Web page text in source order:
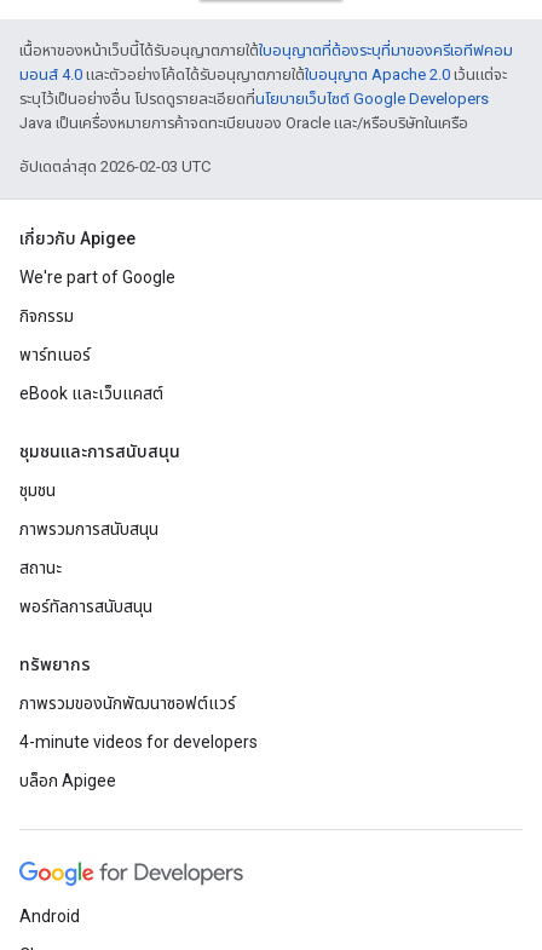
เนื้อหาของหน้าเว็บนี้ได้รับอนุญาตภายใต้ใบอนุญาตที่ต้องระบุที่มาของครีเอทีฟคอม
มอนส์ 4.0 และตัวอย่างโค้ดได้รับอนุญาตภายใต้ใบอนุญาต Apache 2.0 เว้นแต่จะ
ระบุไว้เป็นอย่างอื่น โปรดดูรายละเอียดที่นโยบายเว็บไซต์ Google Developers
Java เป็นเครื่องหมายการค้าจดทะเบียนของ Oracle และ/หรือบริษัทในเครือ
อัปเดตล่าสุด 2026-02-03 UTC
เกี่ยวกับ Apigee
We're part of Google
กิจกรรม
พาร์ทเนอร์
eBook และเว็บแคสต์
ชุมชนและการสนับสนุน
ชุมชน
ภาพรวมการสนับสนุน
สถานะ
พอร์ทัลการสนับสนุน
ทรัพยากร
ภาพรวมของนักพัฒนาซอฟต์แวร์
4-minute videos for developers
บล็อก Apigee
Android